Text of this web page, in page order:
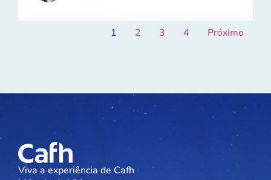
1 2 3 4 Próximo
Viva a experiência de Cafh